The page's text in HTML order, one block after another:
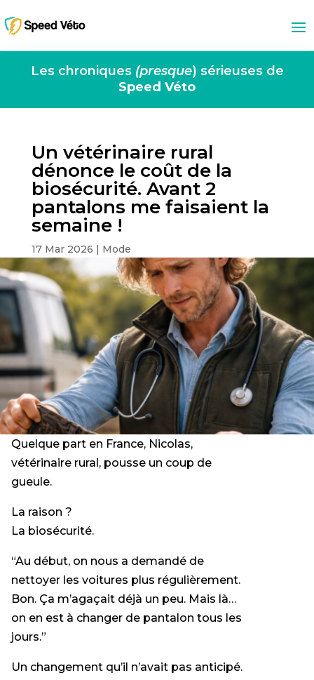
Les chroniques (presque) sérieuses de
Speed Véto
Un vétérinaire rural
dénonce le coût de la
biosécurité. Avant 2
pantalons me faisaient la
semaine !
17 Mar 2026 | Mode
Quelque part en France, Nicolas,
vétérinaire rural, pousse un coup de
gueule.
La raison ?
La biosécurité.
“Au début, on nous a demandé de
nettoyer les voitures plus régulièrement.
Bon. Ça m’agaçait déjà un peu. Mais là…
on en est à changer de pantalon tous les
jours.”
Un changement qu’il n’avait pas anticipé.